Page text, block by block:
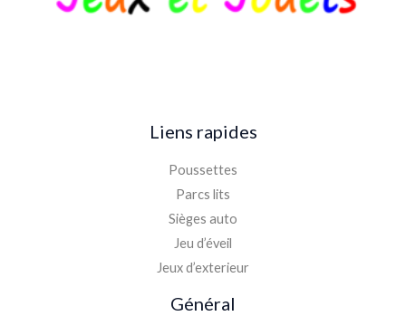
Liens rapides
Poussettes
Parcs lits
Sièges auto
Jeu d’éveil
Jeux d’exterieur
Général